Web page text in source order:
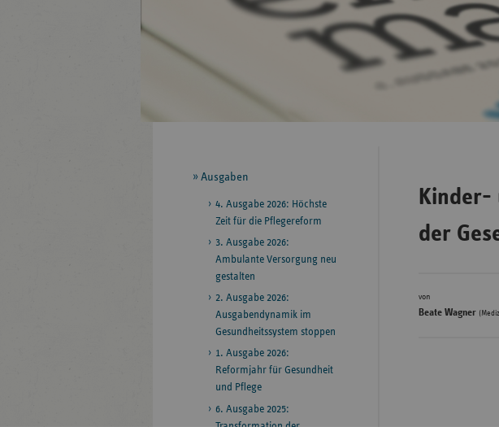
Kinder-
der
von
Beate Wagner
Seitennavigation
Ausgaben
4. Ausgabe 2026: Höchste
Zeit für die Pflegereform
3. Ausgabe 2026:
Ambulante Versorgung neu
gestalten
2. Ausgabe 2026:
Ausgabendynamik im
Gesundheitssystem stoppen
1. Ausgabe 2026:
Reformjahr für Gesundheit
und Pflege
6. Ausgabe 2025: